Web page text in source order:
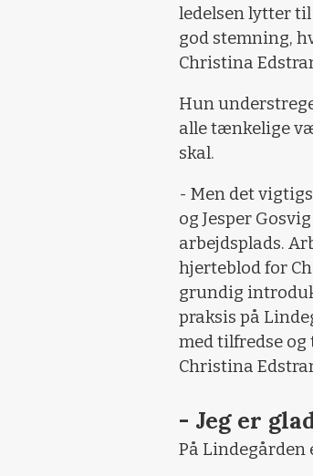
ledelsen lytter
god stemning,
Christina
Hun
alle tænkelige
skal.
- Men det
og Jesper
arbejdsplads.
hjerteblod for
grundig
praksis på
med tilfredse og
Christina
- Jeg er
På Lindegården